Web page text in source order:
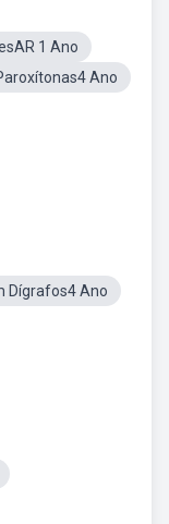
1 Ano
Ano
Dígrafos4 Ano